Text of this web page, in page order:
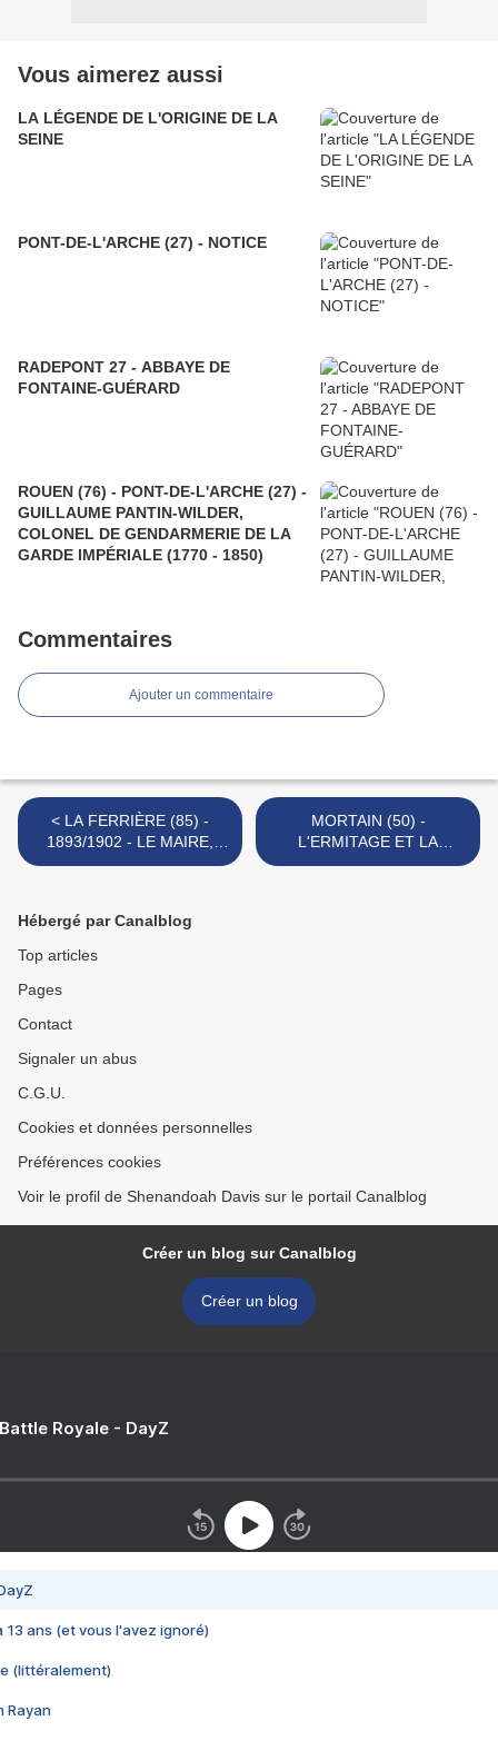
Vous aimerez aussi
LA LÉGENDE DE L'ORIGINE DE LA
SEINE
PONT-DE-L'ARCHE (27) - NOTICE
RADEPONT 27 - ABBAYE DE
FONTAINE-GUÉRARD
ROUEN (76) - PONT-DE-L'ARCHE (27) -
GUILLAUME PANTIN-WILDER,
COLONEL DE GENDARMERIE DE LA
GARDE IMPÉRIALE (1770 - 1850)
Commentaires
Ajouter un commentaire
< LA FERRIÈRE (85) -
1893/1902 - LE MAIRE,
FRANÇOIS REGRENIL,
SUPPRESSION DES
PROCESSIONS
MORTAIN (50) -
L'ERMITAGE ET LA
NAISSANCE DE LA PETITE
Hébergé par Canalblog
Top articles
Pages
Contact
Signaler un abus
C.G.U.
Cookies et données personnelles
Préférences cookies
Voir le profil de Shenandoah Davis sur le portail Canalblog
Créer un blog sur Canalblog
Créer un blog
Royale - DayZ
13 ans (et vous l'avez ignoré)
(littéralement)
Rayan